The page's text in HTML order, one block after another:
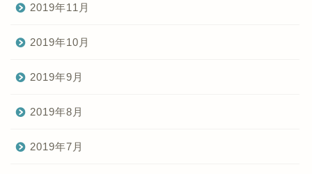
2019年11月
2019年10月
2019年9月
2019年8月
2019年7月